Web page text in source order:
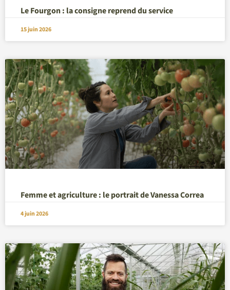
Le Fourgon : la consigne reprend du service
15 juin 2026
Femme et agriculture : le portrait de Vanessa Correa
4 juin 2026